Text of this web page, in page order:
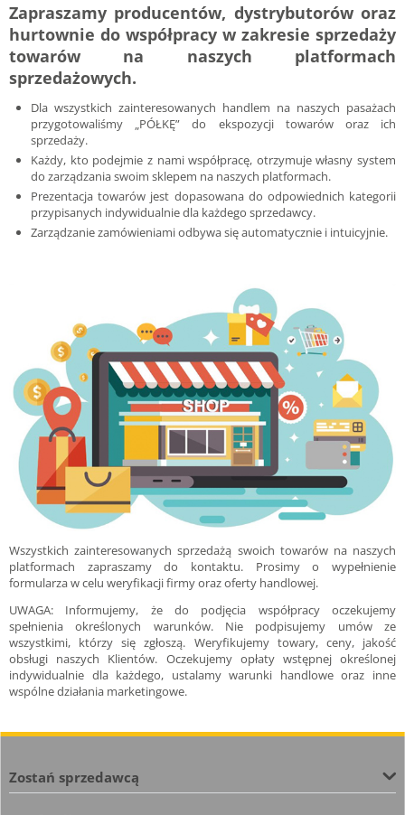
Zapraszamy producentów, dystrybutorów oraz
hurtownie do współpracy w zakresie sprzedaży
towarów na naszych platformach
sprzedażowych.
Dla wszystkich zainteresowanych handlem na naszych pasażach
przygotowaliśmy „PÓŁKĘ” do ekspozycji towarów oraz ich
sprzedaży.
Każdy, kto podejmie z nami współpracę, otrzymuje własny system
do zarządzania swoim sklepem na naszych platformach.
Prezentacja towarów jest dopasowana do odpowiednich kategorii
przypisanych indywidualnie dla każdego sprzedawcy.
Zarządzanie zamówieniami odbywa się automatycznie i intuicyjnie.
Wszystkich zainteresowanych sprzedażą swoich towarów na naszych
platformach zapraszamy do kontaktu. Prosimy o wypełnienie
formularza w celu weryfikacji firmy oraz oferty handlowej.
UWAGA: Informujemy, że do podjęcia współpracy oczekujemy
spełnienia określonych warunków. Nie podpisujemy umów ze
wszystkimi, którzy się zgłoszą. Weryfikujemy towary, ceny, jakość
obsługi naszych Klientów. Oczekujemy opłaty wstępnej określonej
indywidualnie dla każdego, ustalamy warunki handlowe oraz inne
wspólne działania marketingowe.
Zostań sprzedawcą